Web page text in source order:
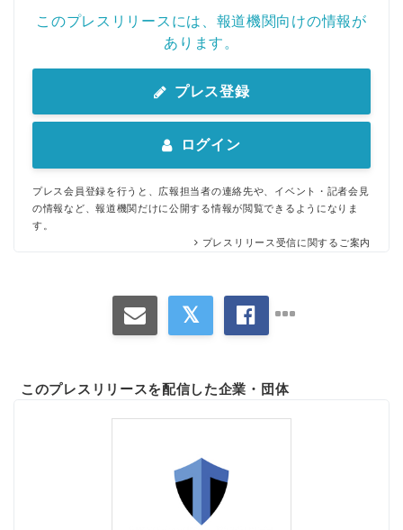
このプレスリリースには、報道機関向けの情報が
あります。
プレス登録
ログイン
プレス会員登録を行うと、広報担当者の連絡先や、イベント・記者会見
の情報など、報道機関だけに公開する情報が閲覧できるようになりま
す。
プレスリリース受信に関するご案内
このプレスリリースを配信した企業・団体